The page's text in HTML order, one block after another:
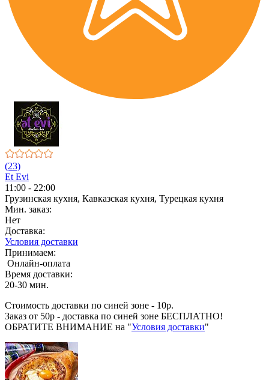
(23)
Et Evi
11:00 - 22:00
Грузинская кухня, Кавказская кухня, Турецкая кухня
Мин. заказ:
Нет
Доставка:
Условия доставки
Принимаем:
Онлайн-оплата
Время доставки:
20-30 мин.
Стоимость доставки по синей зоне - 10р.
Заказ от 50р - доставка по синей зоне БЕСПЛАТНО!
ОБРАТИТЕ ВНИМАНИЕ на "Условия доставки"